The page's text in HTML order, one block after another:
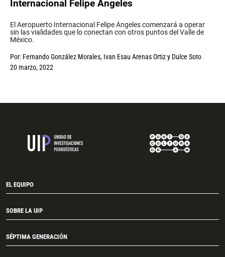
Internacional Felipe Ángeles
El Aeropuerto Internacional Felipe Ángeles comenzará a operar
sin las vialidades que lo conectan con otros puntos del Valle de
México.
Por: Fernando González Morales, Ivan Esau Arenas Ortizy Dulce Soto
20 marzo, 2022
EL EQUIPO
SOBRE LA UIP
SÉPTIMA GENERACIÓN